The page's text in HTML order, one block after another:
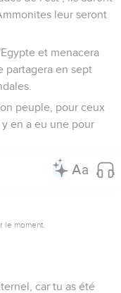
leur seront
et menacera
partagera en sept
peuple, pour ceux
en a eu une pour
moment.
car tu as été